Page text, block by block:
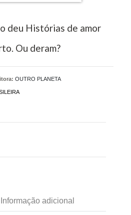
deu Histórias de amor
Ou deram?
OUTRO PLANETA
Informação adicional